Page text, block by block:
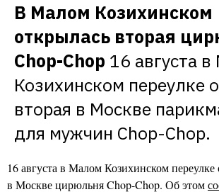
В Малом Козихинском
открылась вторая
Chop-Chop 16 августа
Козихинском переулке
вторая в Москве
для мужчин Chop-Chop.
16 августа в Малом Козихинском переулке
в Москве цирюльня Chop-Chop. Об этом